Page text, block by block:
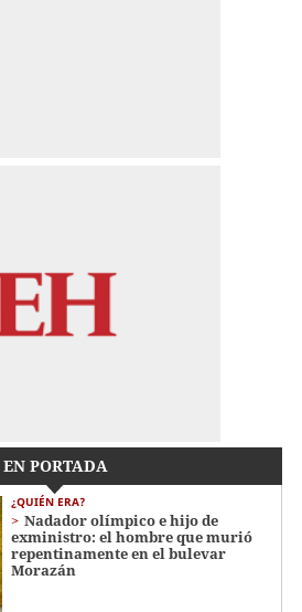
EN PORTADA
¿QUIÉN ERA?
Nadador olímpico e hijo de
exministro: el hombre que murió
repentinamente en el bulevar
Morazán